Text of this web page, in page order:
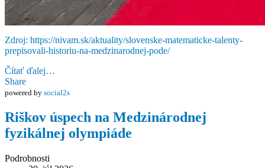
Zdroj: https://nivam.sk/aktuality/slovenske-matematicke-talenty-
prepisovali-historiu-na-medzinarodnej-pode/
Čítať ďalej…
Share
powered by social2s
Riškov úspech na Medzinárodnej
fyzikálnej olympiáde
Podrobnosti